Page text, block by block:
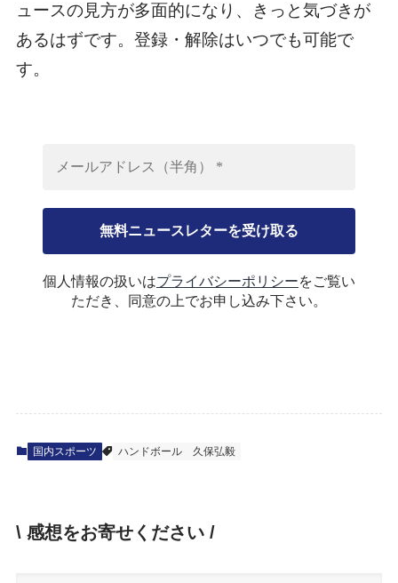
ュースの見方が多面的になり、きっと気づきが
あるはずです。登録・解除はいつでも可能で
す。
個人情報の扱いはプライバシーポリシーをご覧い
ただき、同意の上でお申し込み下さい。
国内スポーツ ハンドボール 久保弘毅
\ 感想をお寄せください /